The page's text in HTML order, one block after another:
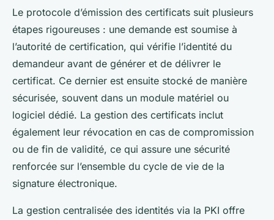
Le protocole d’émission des certificats suit plusieurs
étapes rigoureuses : une demande est soumise à
l’autorité de certification, qui vérifie l’identité du
demandeur avant de générer et de délivrer le
certificat. Ce dernier est ensuite stocké de manière
sécurisée, souvent dans un module matériel ou
logiciel dédié. La gestion des certificats inclut
également leur révocation en cas de compromission
ou de fin de validité, ce qui assure une sécurité
renforcée sur l’ensemble du cycle de vie de la
signature électronique.
La gestion centralisée des identités via la PKI offre